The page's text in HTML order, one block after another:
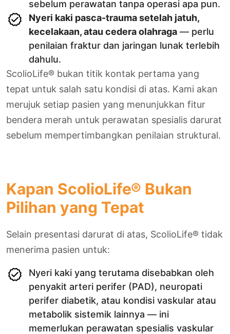
sebelum perawatan tanpa operasi apa pun.
Nyeri kaki pasca-trauma setelah jatuh,
kecelakaan, atau cedera olahraga — perlu
penilaian fraktur dan jaringan lunak terlebih
dahulu.
ScolioLife® bukan titik kontak pertama yang
tepat untuk salah satu kondisi di atas. Kami akan
merujuk setiap pasien yang menunjukkan fitur
bendera merah untuk perawatan spesialis darurat
sebelum mempertimbangkan penilaian struktural.
Kapan ScolioLife® Bukan
Pilihan yang Tepat
Selain presentasi darurat di atas, ScolioLife® tidak
menerima pasien untuk:
Nyeri kaki yang terutama disebabkan oleh
penyakit arteri perifer (PAD), neuropati
perifer diabetik, atau kondisi vaskular atau
metabolik sistemik lainnya — ini
memerlukan perawatan spesialis vaskular